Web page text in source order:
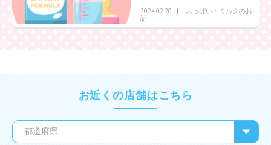
2024.02.20
おっぱい・ミルクのお
話
お近くの店舗はこちら